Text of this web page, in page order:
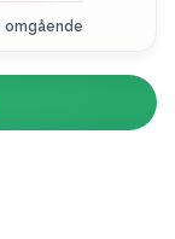
omgående